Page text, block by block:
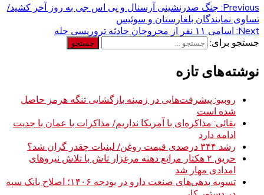
Previous: جنگ صدرنشینی آرسنال و پی اس جی به روز آخر کشید/
تساوی نمایندگان بلغارستان و سوئیس
Next: اسامی ۱۱ نفر از مجروحان حادثه تروریسی حله
جستجو برای:
نوشته‌های تازه
روبیو: پیشرفت‌هایی در زمینه بازگشایی تنگه هرمز حاصل
شده است
بقائی: مذاکره‌ای با آمریکا نداریم/ مذاکرات با عمان با جدیت
ادامه دارد
رشد ۳۴۴ درصدی قیمت روغن/ لبنیات چقدر گران شد؟
حریق ۲ هکتار مراتع دهنه مرغزار تاش با تلاش نیروهای
امدادی مهار شد
تسویه بدهی‌های صنعت دارو در بودجه ۱۴۰۶؛ اصلاح بانک سپه